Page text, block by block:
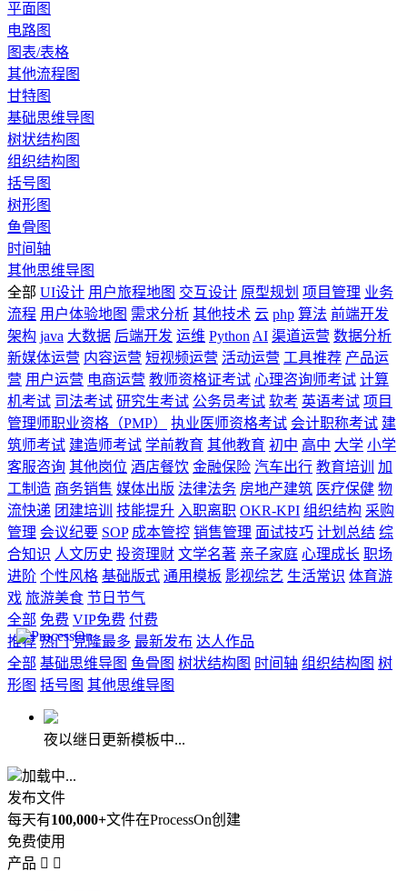
平面图
电路图
图表/表格
其他流程图
甘特图
基础思维导图
树状结构图
组织结构图
括号图
树形图
鱼骨图
时间轴
其他思维导图
全部 UI设计 用户旅程地图 交互设计 原型规划 项目管理 业务
流程 用户体验地图 需求分析 其他技术 云 php 算法 前端开发
架构 java 大数据 后端开发 运维 Python AI 渠道运营 数据分析
新媒体运营 内容运营 短视频运营 活动运营 工具推荐 产品运
营 用户运营 电商运营 教师资格证考试 心理咨询师考试 计算
机考试 司法考试 研究生考试 公务员考试 软考 英语考试 项目
管理师职业资格（PMP）
执业医师资格考试 会计职称考试 建
筑师考试 建造师考试 学前教育 其他教育 初中 高中 大学 小学
客服咨询 其他岗位 酒店餐饮 金融保险 汽车出行 教育培训
加
工制造 商务销售 媒体出版 法律法务 房地产建筑 医疗保健 物
流快递 团建培训 技能提升 入职离职 OKR-KPI 组织结构 采购
管理 会议纪要 SOP 成本管控 销售管理 面试技巧 计划总结 综
合知识 人文历史 投资理财 文学名著 亲子家庭 心理成长 职场
进阶 个性风格 基础版式 通用模板 影视综艺 生活常识 体育游
戏 旅游美食 节日节气
全部 免费 VIP免费 付费
推荐 热门 克隆最多 最新发布 达人作品
全部 基础思维导图 鱼骨图 树状结构图 时间轴 组织结构图 树
形图 括号图 其他思维导图
夜以继日更新模板中...
加载中...
发布文件
每天有100,000+文件在ProcessOn创建
免费使用
产品  